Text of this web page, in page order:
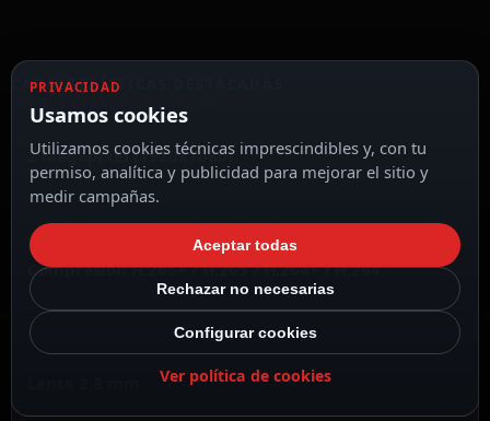
CARACTERÍSTICAS DESTACADAS
2 Megapixel (1920x1080)
Compresión H.265+ / H.265 / H.264+ / H.264
PRIVACIDAD
Usamos cookies
Utilizamos cookies técnicas imprescindibles y, con tu
permiso, analítica y publicidad para mejorar el sitio y
medir campañas.
Aceptar todas
Rechazar no necesarias
Configurar cookies
Ver política de cookies